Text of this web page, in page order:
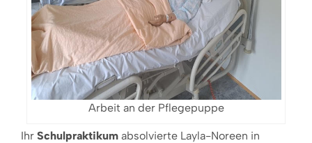
Arbeit an der Pflegepuppe
Ihr Schulpraktikum absolvierte Layla-Noreen in